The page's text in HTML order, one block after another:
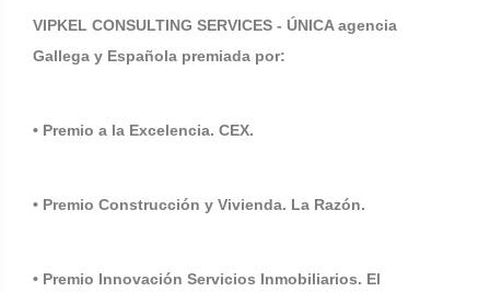
VIPKEL CONSULTING SERVICES - ÚNICA agencia
Gallega y Española premiada por:
• Premio a la Excelencia. CEX.
• Premio Construcción y Vivienda. La Razón.
• Premio Innovación Servicios Inmobiliarios. El